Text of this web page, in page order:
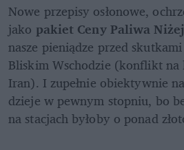
Nowe przepisy osłonowe,
jako pakiet Ceny Paliwa
nasze pieniądze przed
Bliskim Wschodzie (konflikt
Iran). I zupełnie obiektywnie
dzieje w pewnym stopniu, bo
na stacjach byłoby o ponad